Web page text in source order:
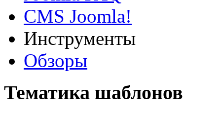
CMS Joomla!
Инструменты
Обзоры
Тематика шаблонов